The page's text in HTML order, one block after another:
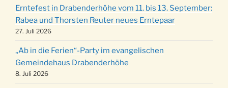
24.12.
Gemeindehaus um 15:00 Uhr
24.12. Familiengottesdienst in der FeG um 16 Uhr
24.12.
Weihnachtsgottesdienst in der Kirche um
15:00 Uhr
24.12.
Weihnachtsgottesdienst in der Kirche um
18:00 Uhr
Erntefest in Drabenderhöhe vom 11. bis 13. September:
Rabea und Thorsten Reuter neues Erntepaar
27. Juli 2026
„Ab in die Ferien“-Party im evangelischen
Gemeindehaus Drabenderhöhe
8. Juli 2026